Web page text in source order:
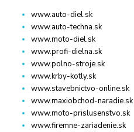
www.auto-diel.sk
www.auto-techna.sk
www.moto-diel.sk
www.profi-dielna.sk
www.polno-stroje.sk
www.krby-kotly.sk
www.stavebnictvo-online.sk
www.maxiobchod-naradie.sk
www.moto-prislusenstvo.sk
www.firemne-zariadenie.sk